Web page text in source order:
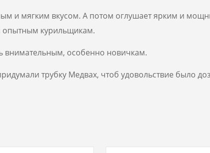
и мягким вкусом. А потом оглушает ярким и
опытным курильщикам.
внимательным, особенно новичкам.
трубку Медвах, чтоб удовольствие было